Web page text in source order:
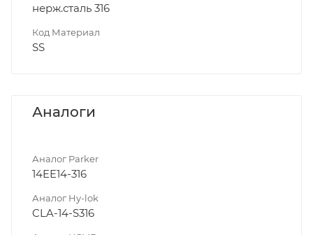
нерж.сталь 316
Код Материал
SS
Аналоги
Аналог Parker
14EE14-316
Аналог Hy-lok
CLA-14-S316